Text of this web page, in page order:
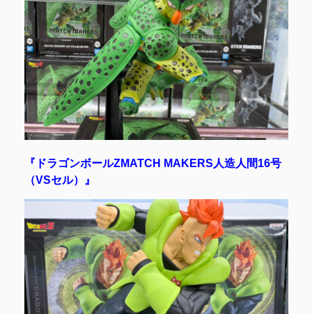
『ドラゴンボールZMATCH MAKERS人造人間16号
（VSセル）』